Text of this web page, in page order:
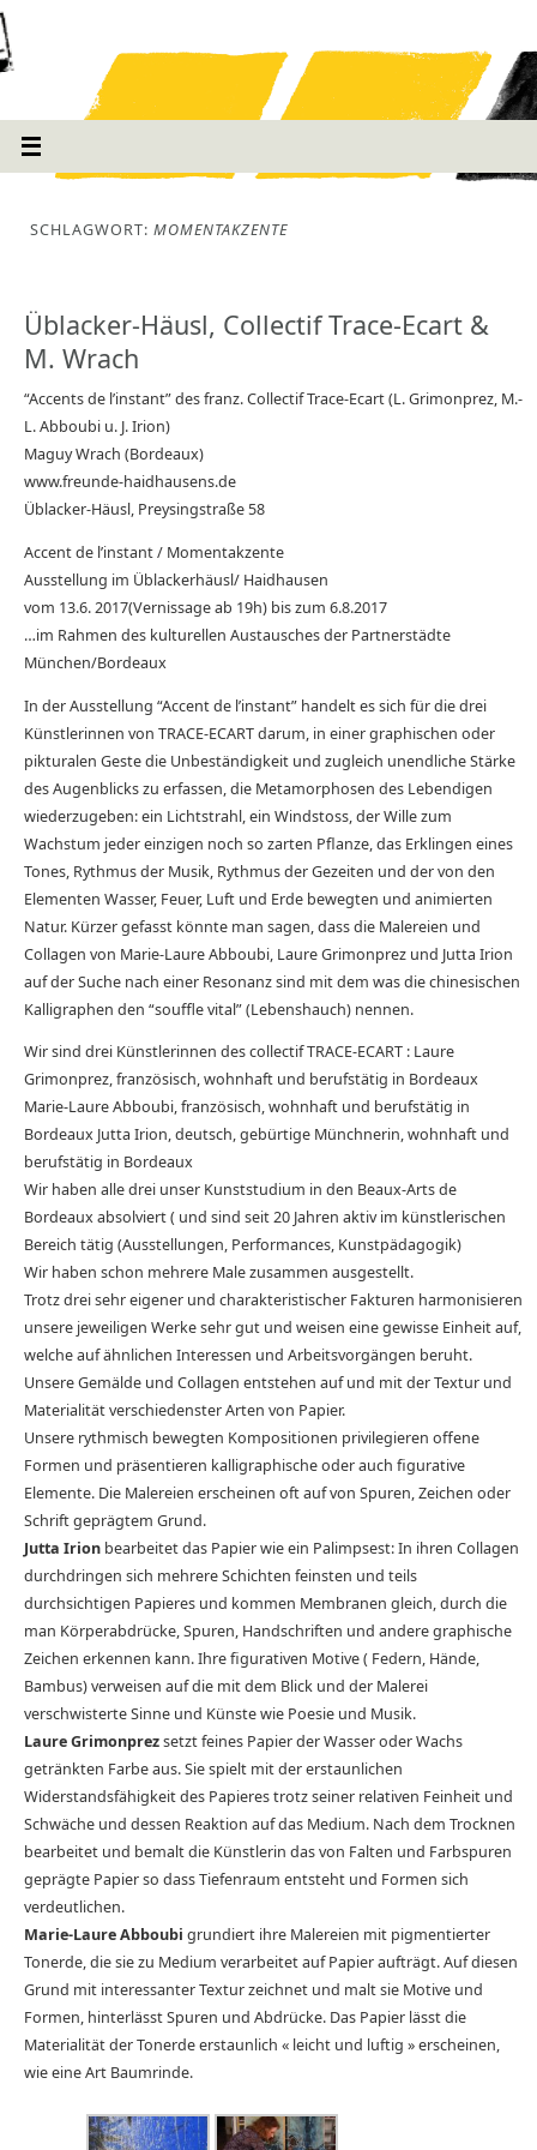
SCHLAGWORT: MOMENTAKZENTE
Üblacker-Häusl, Collectif Trace-Ecart &
M. Wrach
“Accents de l’instant” des franz. Collectif Trace-Ecart (L. Grimonprez, M.-
L. Abboubi u. J. Irion)
Maguy Wrach (Bordeaux)
www.freunde-haidhausens.de
Üblacker-Häusl, Preysingstraße 58
Accent de l’instant / Momentakzente
Ausstellung im Üblackerhäusl/ Haidhausen
vom 13.6. 2017(Vernissage ab 19h) bis zum 6.8.2017
…im Rahmen des kulturellen Austausches der Partnerstädte
München/Bordeaux
In der Ausstellung “Accent de l’instant” handelt es sich für die drei
Künstlerinnen von TRACE-ECART darum, in einer graphischen oder
pikturalen Geste die Unbeständigkeit und zugleich unendliche Stärke
des Augenblicks zu erfassen, die Metamorphosen des Lebendigen
wiederzugeben: ein Lichtstrahl, ein Windstoss, der Wille zum
Wachstum jeder einzigen noch so zarten Pflanze, das Erklingen eines
Tones, Rythmus der Musik, Rythmus der Gezeiten und der von den
Elementen Wasser, Feuer, Luft und Erde bewegten und animierten
Natur. Kürzer gefasst könnte man sagen, dass die Malereien und
Collagen von Marie-Laure Abboubi, Laure Grimonprez und Jutta Irion
auf der Suche nach einer Resonanz sind mit dem was die chinesischen
Kalligraphen den “souffle vital” (Lebenshauch) nennen.
Wir sind drei Künstlerinnen des collectif TRACE-ECART : Laure
Grimonprez, französisch, wohnhaft und berufstätig in Bordeaux
Marie-Laure Abboubi, französisch, wohnhaft und berufstätig in
Bordeaux Jutta Irion, deutsch, gebürtige Münchnerin, wohnhaft und
berufstätig in Bordeaux
Wir haben alle drei unser Kunststudium in den Beaux-Arts de
Bordeaux absolviert ( und sind seit 20 Jahren aktiv im künstlerischen
Bereich tätig (Ausstellungen, Performances, Kunstpädagogik)
Wir haben schon mehrere Male zusammen ausgestellt.
Trotz drei sehr eigener und charakteristischer Fakturen harmonisieren
unsere jeweiligen Werke sehr gut und weisen eine gewisse Einheit auf,
welche auf ähnlichen Interessen und Arbeitsvorgängen beruht.
Unsere Gemälde und Collagen entstehen auf und mit der Textur und
Materialität verschiedenster Arten von Papier.
Unsere rythmisch bewegten Kompositionen privilegieren offene
Formen und präsentieren kalligraphische oder auch figurative
Elemente. Die Malereien erscheinen oft auf von Spuren, Zeichen oder
Schrift geprägtem Grund.
Jutta Irionbearbeitet das Papier wie ein Palimpsest: In ihren Collagen
durchdringen sich mehrere Schichten feinsten und teils
durchsichtigen Papieres und kommen Membranen gleich, durch die
man Körperabdrücke, Spuren, Handschriften und andere graphische
Zeichen erkennen kann. Ihre figurativen Motive ( Federn, Hände,
Bambus) verweisen auf die mit dem Blick und der Malerei
verschwisterte Sinne und Künste wie Poesie und Musik.
Laure Grimonprezsetzt feines Papier der Wasser oder Wachs
getränkten Farbe aus. Sie spielt mit der erstaunlichen
Widerstandsfähigkeit des Papieres trotz seiner relativen Feinheit und
Schwäche und dessen Reaktion auf das Medium. Nach dem Trocknen
bearbeitet und bemalt die Künstlerin das von Falten und Farbspuren
geprägte Papier so dass Tiefenraum entsteht und Formen sich
verdeutlichen.
Marie-Laure Abboubi grundiert ihre Malereien mit pigmentierter
Tonerde, die sie zu Medium verarbeitet auf Papier aufträgt. Auf diesen
Grund mit interessanter Textur zeichnet und malt sie Motive und
Formen, hinterlässt Spuren und Abdrücke. Das Papier lässt die
Materialität der Tonerde erstaunlich « leicht und luftig » erscheinen,
wie eine Art Baumrinde.